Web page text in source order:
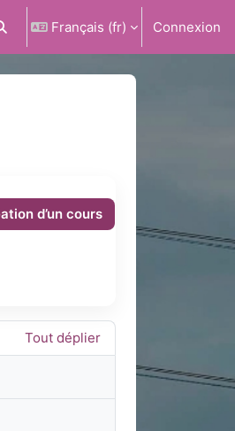
désactiver la saisie de
Français ‎(fr)‎ Connexion
d’un cours
Tout déplier